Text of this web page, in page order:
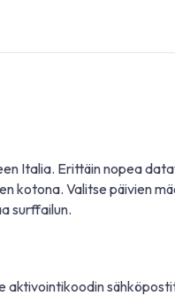
Italia. Erittäin nopea
kotona. Valitse päivien
surffailun.
aktivointikoodin